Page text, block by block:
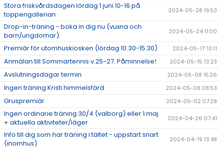
Stora friskvårdsdagen lördag 1 juni 10-16 på
toppengallerian
2024-05-28 19:53
Drop-in-träning - boka in dig nu (vuxna och
barn/ungdomar)
2024-05-24 11:00
Premiär för utomhuskiosken (lördag 10.30-15.30) 2024-05-17 10:11
Anmälan till Sommartennis v.25-27. Påminnelse! 2024-05-15 13:23
Avslutningsdagar termin 2024-05-08 15:26
Ingen träning Kristi himmelsfärd 2024-05-08 08:53
Gruspremiär 2024-05-02 07:28
Ingen ordinarie träning 30/4 (valborg) eller 1 maj
+ aktuella aktiviteter/läger
2024-04-26 07:41
Info till dig som har träning i tältet - uppstart snart
(inomhus)
2024-04-19 13:48